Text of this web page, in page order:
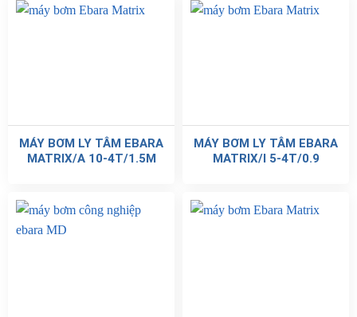
MÁY BƠM LY TÂM EBARA
MATRIX/A 10-4T/1.5M
MÁY BƠM LY TÂM EBARA
MATRIX/I 5-4T/0.9